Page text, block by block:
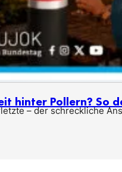
hinter Pollern? So
– der schreckliche